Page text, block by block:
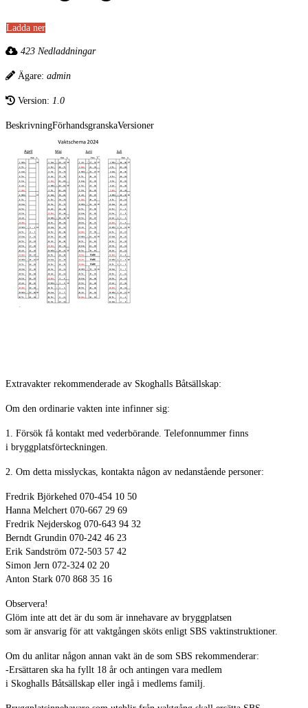
Ladda ner
423 Nedladdningar
Ägare: admin
Version: 1.0
BeskrivningFörhandsgranskaVersioner
Extravakter rekommenderade av Skoghalls Båtsällskap:
Om den ordinarie vakten inte infinner sig:
1. Försök få kontakt med vederbörande. Telefonnummer finns
i bryggplatsförteckningen.
2. Om detta misslyckas, kontakta någon av nedanstående personer:
Fredrik Björkehed 070-454 10 50
Hanna Melchert 070-667 29 69
Fredrik Nejderskog 070-643 94 32
Berndt Grundin 070-242 46 23
Erik Sandström 072-503 57 42
Simon Jern 072-324 02 20
Anton Stark 070 868 35 16
Observera!
Glöm inte att det är du som är innehavare av bryggplatsen
som är ansvarig för att vaktgången sköts enligt SBS vaktinstruktioner.
Om du anlitar någon annan vakt än de som SBS rekommenderar:
-Ersättaren ska ha fyllt 18 år och antingen vara medlem
i Skoghalls Båtsällskap eller ingå i medlems familj.